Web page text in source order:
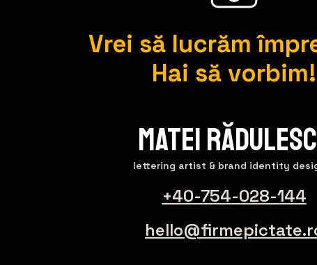
Hai să vorbim!
Matei Rădulescu